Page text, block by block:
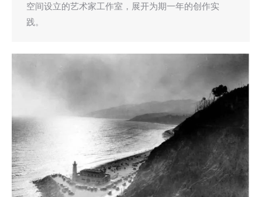
空间设立的艺术家工作室，展开为期一年的创作实
践。